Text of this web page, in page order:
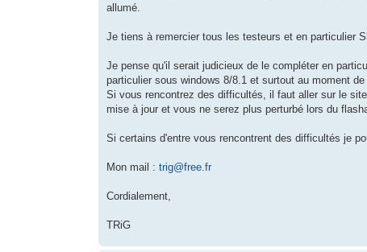
allumé.
Je tiens à remercier tous les testeurs et en particulier
Je pense qu'il serait judicieux de le compléter en
particulier sous windows 8/8.1 et surtout au moment de
Si vous rencontrez des difficultés, il faut aller sur le
mise à jour et vous ne serez plus perturbé lors du
Si certains d'entre vous rencontrent des difficultés je
Mon mail : trig@free.fr
Cordialement,
TRiG